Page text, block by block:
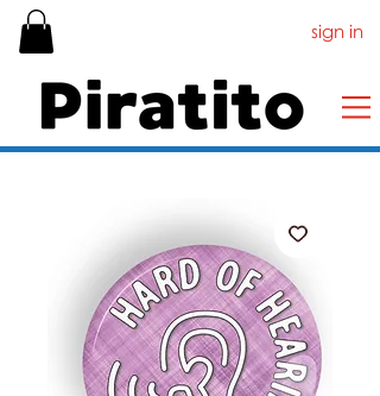
sign in